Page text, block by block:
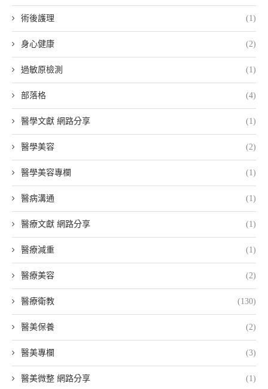
術後護理 (1)
身心健康 (2)
過敏原檢測 (1)
部落格 (4)
醫學文獻 網路分享 (1)
醫學美容 (2)
醫學美容專欄 (1)
醫病溝通 (1)
醫療文獻 網路分享 (1)
醫療減重 (1)
醫療美容 (2)
醫療衛教 (130)
醫美保養 (2)
醫美專欄 (3)
醫美微整 網路分享 (1)